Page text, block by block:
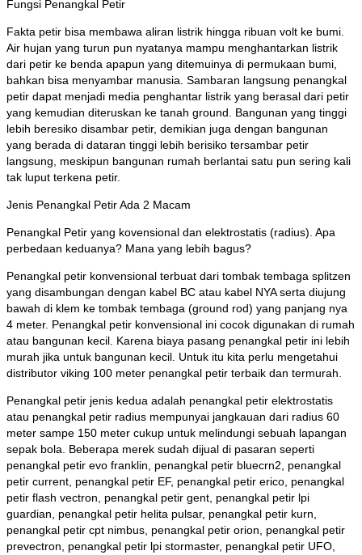
Fungsi Penangkal Petir
Fakta petir bisa membawa aliran listrik hingga ribuan volt ke bumi.
Air hujan yang turun pun nyatanya mampu menghantarkan listrik
dari petir ke benda apapun yang ditemuinya di permukaan bumi,
bahkan bisa menyambar manusia. Sambaran langsung penangkal
petir dapat menjadi media penghantar listrik yang berasal dari petir
yang kemudian diteruskan ke tanah ground. Bangunan yang tinggi
lebih beresiko disambar petir, demikian juga dengan bangunan
yang berada di dataran tinggi lebih berisiko tersambar petir
langsung, meskipun bangunan rumah berlantai satu pun sering kali
tak luput terkena petir.
Jenis Penangkal Petir Ada 2 Macam
Penangkal Petir yang kovensional dan elektrostatis (radius). Apa
perbedaan keduanya? Mana yang lebih bagus?
Penangkal petir konvensional terbuat dari tombak tembaga splitzen
yang disambungan dengan kabel BC atau kabel NYA serta diujung
bawah di klem ke tombak tembaga (ground rod) yang panjang nya
4 meter. Penangkal petir konvensional ini cocok digunakan di rumah
atau bangunan kecil. Karena biaya pasang penangkal petir ini lebih
murah jika untuk bangunan kecil. Untuk itu kita perlu mengetahui
distributor viking 100 meter penangkal petir terbaik dan termurah.
Penangkal petir jenis kedua adalah penangkal petir elektrostatis
atau penangkal petir radius mempunyai jangkauan dari radius 60
meter sampe 150 meter cukup untuk melindungi sebuah lapangan
sepak bola. Beberapa merek sudah dijual di pasaran seperti
penangkal petir evo franklin, penangkal petir bluecrn2, penangkal
petir current, penangkal petir EF, penangkal petir erico, penangkal
petir flash vectron, penangkal petir gent, penangkal petir lpi
guardian, penangkal petir helita pulsar, penangkal petir kurn,
penangkal petir cpt nimbus, penangkal petir orion, penangkal petir
prevectron, penangkal petir lpi stormaster, penangkal petir UFO,